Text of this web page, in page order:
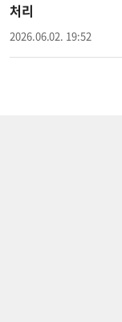
처리
2026.06.02. 19:52